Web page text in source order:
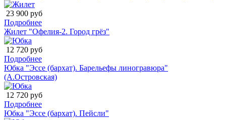
23 900 руб
Подробнее
Жилет "Офелия-2. Город грёз"
12 720 руб
Подробнее
Юбка "Эссе (бархат). Барельефы линогравюра"
(А.Островская)
12 720 руб
Подробнее
Юбка "Эссе (бархат). Пейсли"